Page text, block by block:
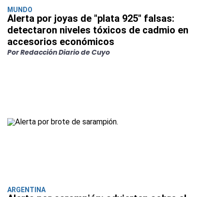
MUNDO
Alerta por joyas de "plata 925" falsas:
detectaron niveles tóxicos de cadmio en
accesorios económicos
Por Redacción Diario de Cuyo
ARGENTINA